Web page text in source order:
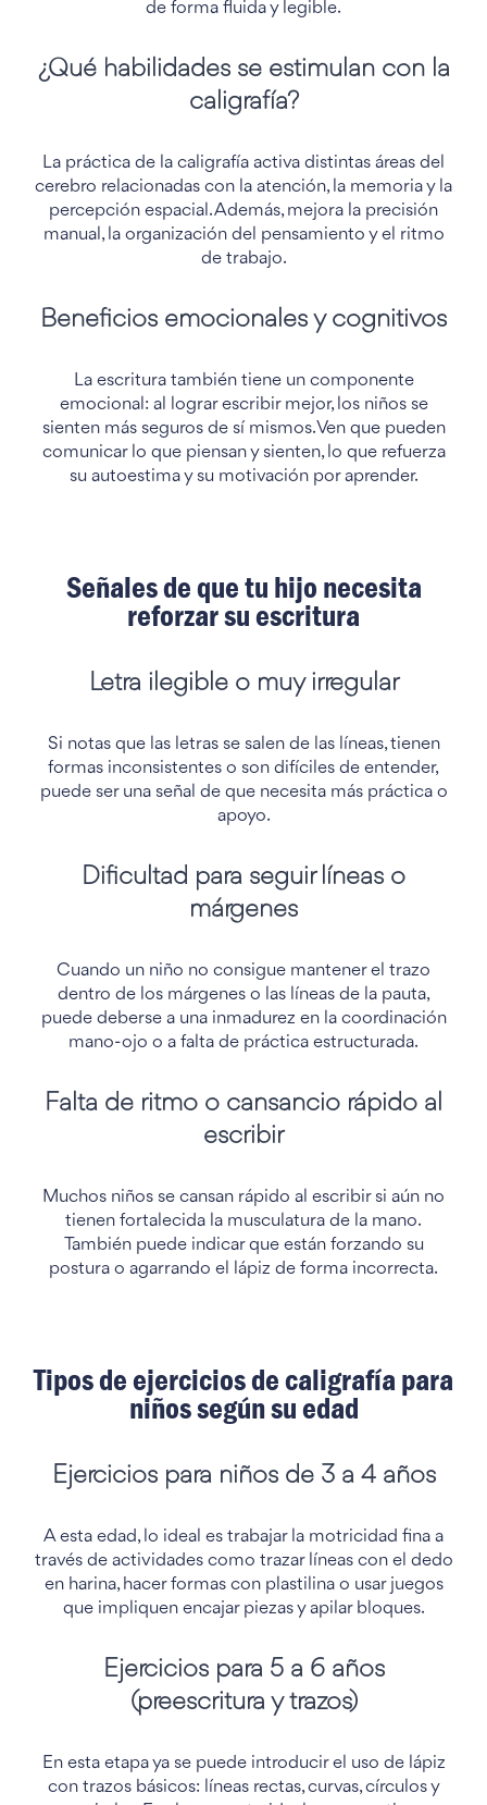
de forma fluida y legible.
¿Qué habilidades se estimulan con la
caligrafía?
La práctica de la caligrafía activa distintas áreas del
cerebro relacionadas con la atención, la memoria y la
percepción espacial. Además, mejora la precisión
manual, la organización del pensamiento y el ritmo
de trabajo.
Beneficios emocionales y cognitivos
La escritura también tiene un componente
emocional: al lograr escribir mejor, los niños se
sienten más seguros de sí mismos. Ven que pueden
comunicar lo que piensan y sienten, lo que refuerza
su autoestima y su motivación por aprender.
Señales de que tu hijo necesita
reforzar su escritura
Letra ilegible o muy irregular
Si notas que las letras se salen de las líneas, tienen
formas inconsistentes o son difíciles de entender,
puede ser una señal de que necesita más práctica o
apoyo.
Dificultad para seguir líneas o
márgenes
Cuando un niño no consigue mantener el trazo
dentro de los márgenes o las líneas de la pauta,
puede deberse a una inmadurez en la coordinación
mano-ojo o a falta de práctica estructurada.
Falta de ritmo o cansancio rápido al
escribir
Muchos niños se cansan rápido al escribir si aún no
tienen fortalecida la musculatura de la mano.
También puede indicar que están forzando su
postura o agarrando el lápiz de forma incorrecta.
Tipos de ejercicios de caligrafía para
niños según su edad
Ejercicios para niños de 3 a 4 años
A esta edad, lo ideal es trabajar la motricidad fina a
través de actividades como trazar líneas con el dedo
en harina, hacer formas con plastilina o usar juegos
que impliquen encajar piezas y apilar bloques.
Ejercicios para 5 a 6 años
(preescritura y trazos)
En esta etapa ya se puede introducir el uso de lápiz
con trazos básicos: líneas rectas, curvas, círculos y